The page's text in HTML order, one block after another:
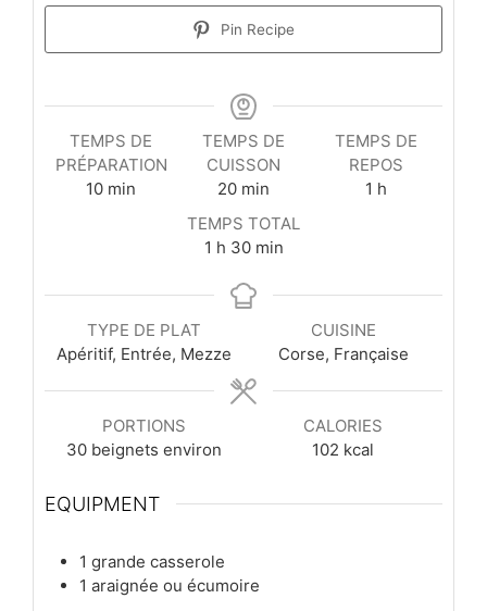
Pin Recipe
TEMPS DE
PRÉPARATION
10minutes
min
TEMPS DE
CUISSON
20minutes
min
TEMPS DE
REPOS
1 heure
h
TEMPS TOTAL
1 heure
h 30minutes
min
TYPE DE PLAT
Apéritif, Entrée, Mezze
CUISINE
Corse, Française
PORTIONS
30 beignets environ
CALORIES
102 kcal
EQUIPMENT
1 grande casserole
1 araignée ou écumoire